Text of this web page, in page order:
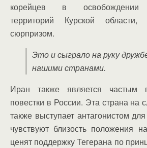
корейцев в освобождении
территорий Курской области,
сюрпризом.
Это и сыграло на руку
нашими странами.
Иран также является частым
повестки в России. Эта страна на
также выступает антагонистом
чувствуют близость положения
ценят поддержку Тегерана по